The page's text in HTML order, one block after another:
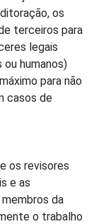
os
terceiros para
legais
humanos)
para não
casos de
os revisores
e as
da
o trabalho